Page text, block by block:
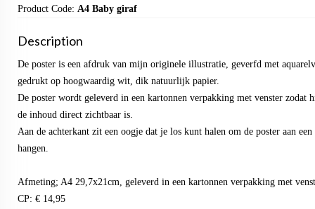
Product Code: A4 Baby giraf
Description
De poster is een afdruk van mijn originele illustratie, geverfd met
gedrukt op hoogwaardig wit, dik natuurlijk papier.
De poster wordt geleverd in een kartonnen verpakking met venster
de inhoud direct zichtbaar is.
Aan de achterkant zit een oogje dat je los kunt halen om de poster aan
hangen.
Afmeting; A4 29,7x21cm, geleverd in een kartonnen verpakking met
CP: € 14,95